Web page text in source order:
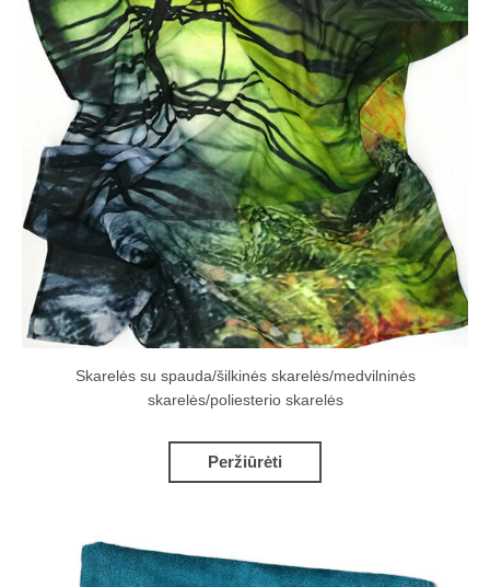
Skarelės su spauda/šilkinės skarelės/medvilninės
skarelės/poliesterio skarelės
Peržiūrėti